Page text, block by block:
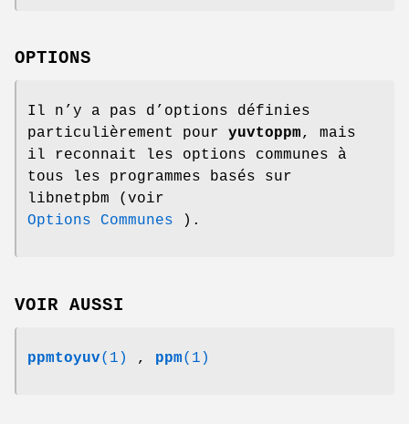
OPTIONS
Il n’y a pas d’options définies
particulièrement pour yuvtoppm, mais
il reconnait les options communes à
tous les programmes basés sur
libnetpbm (voir
Options Communes ).
VOIR AUSSI
ppmtoyuv(1) , ppm(1)